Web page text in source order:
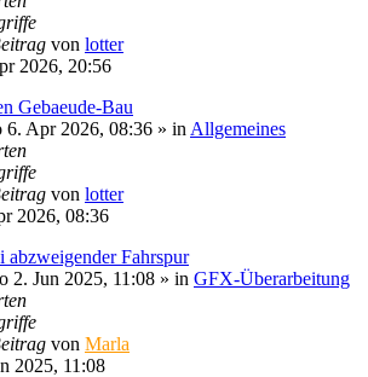
von lotter
2026, 20:56
Gebaeude-Bau
6. Apr 2026, 08:36 » in Allgemeines
von lotter
2026, 08:36
abzweigender Fahrspur
2. Jun 2025, 11:08 » in GFX-Überarbeitung
von Marla
2025, 11:08